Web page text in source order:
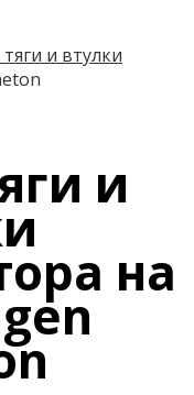
и втулки
и
на